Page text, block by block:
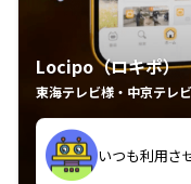
Locipo（ロキポ）
東海テレビ様・中京テレ
中京テレビの
れるの嬉しい
いつも利用さ